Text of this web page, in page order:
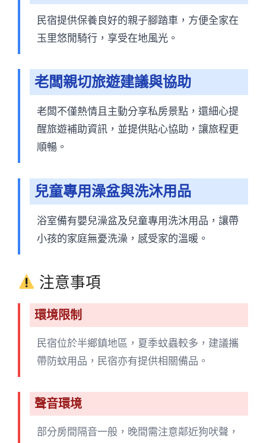
民宿提供保養良好的親子腳踏車，方便全家在
玉里悠閒騎行，享受在地風光。
老闆親切旅遊建議與協助
老闆不僅熱情且主動分享私房景點，還細心提
醒旅遊補助資訊，並提供貼心協助，讓旅程更
順暢。
兒童專用澡盆與洗沐用品
浴室備有嬰兒澡盆及兒童專用洗沐用品，讓帶
小孩的家庭無憂洗澡，感受家的溫暖。
注意事項
環境限制
民宿位於半鄉鎮地區，夏季蚊蟲較多，建議攜
帶防蚊用品，民宿亦有提供相關備品。
聲音環境
部分房間隔音一般，晚間需注意鄰近狗吠聲，